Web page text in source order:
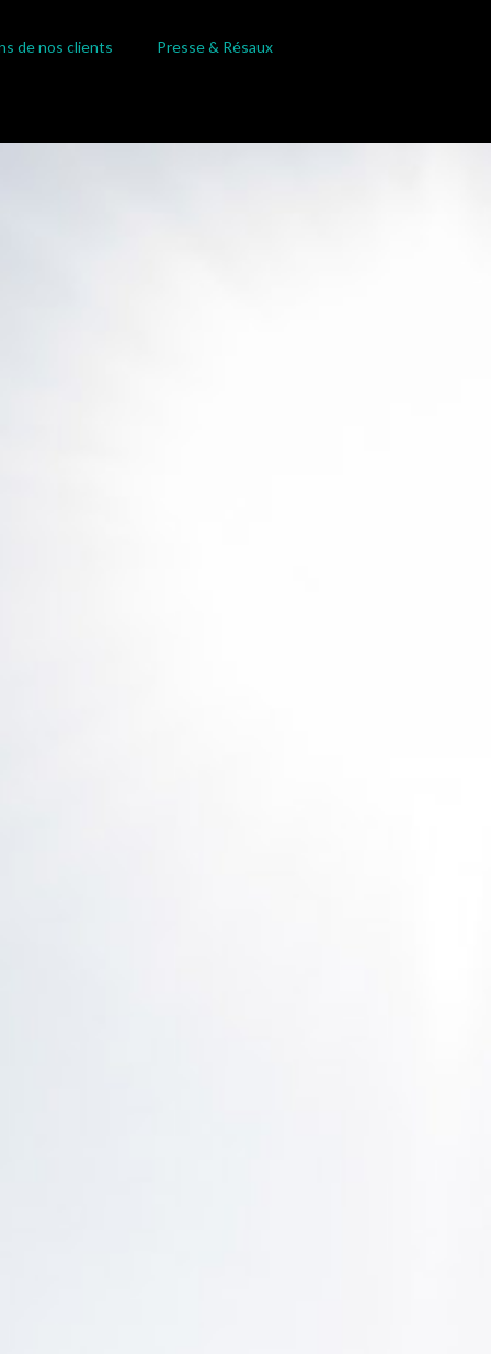
de nos clients Presse & Résaux